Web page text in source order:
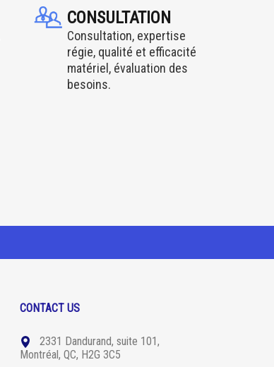
CONSULTATION
Consultation, expertise
régie, qualité et efficacité
matériel, évaluation des
besoins.
CONTACT US
2331 Dandurand, suite 101,
Montréal, QC, H2G 3C5